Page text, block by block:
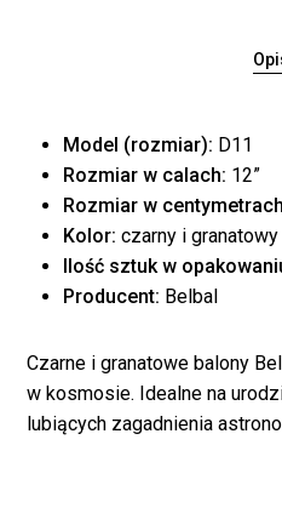
Model (rozmiar): D11
Rozmiar w calach: 12”
Rozmiar w
Kolor: czarny i granatowy
Ilość sztuk w
Producent: Belbal
Czarne i granatowe balony
w kosmosie. Idealne na
lubiących zagadnienia